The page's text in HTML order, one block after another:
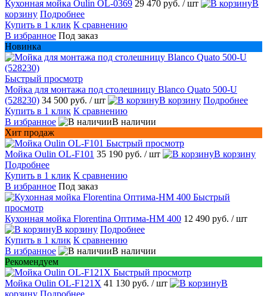
Кухонная мойка Oulin OL-0369 29 470 руб. / шт
В
корзину Подробнее
Купить в 1 клик К сравнению
В избранное Под заказ
Новинка
Быстрый просмотр
Мойка для монтажа под столешницу Blanco Quato 500-U
(528230) 34 500 руб. / шт В корзину Подробнее
Купить в 1 клик К сравнению
В избранное
В наличии
Хит продаж
Быстрый просмотр
Мойка Oulin OL-F101 35 190 руб. / шт
В корзину
Подробнее
Купить в 1 клик К сравнению
В избранное Под заказ
Быстрый
просмотр
Кухонная мойка Florentina Оптима-HM 400 12 490 руб. / шт
В корзину Подробнее
Купить в 1 клик К сравнению
В избранное
В наличии
Рекомендуем
Быстрый просмотр
Мойка Oulin OL-F121X 41 130 руб. / шт
В
корзину Подробнее